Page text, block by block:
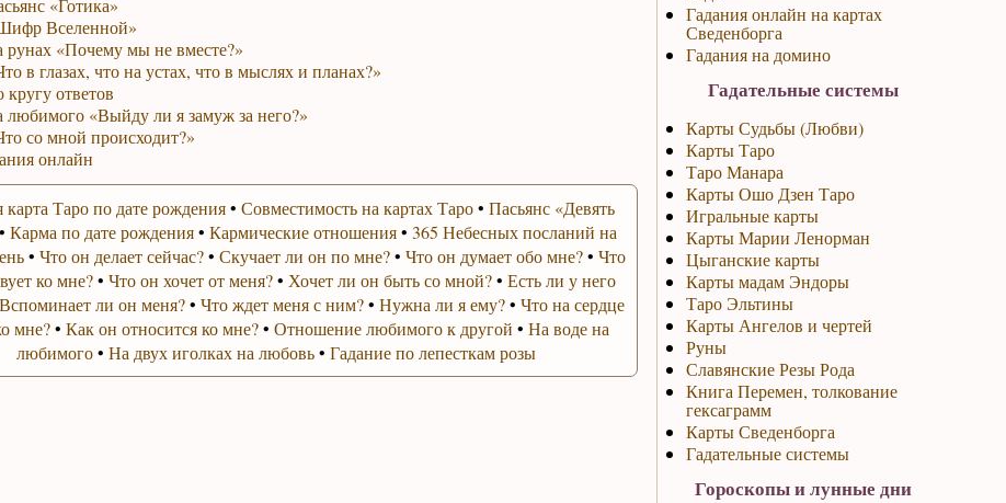
«Готика»
Вселенной»
рунах «Почему мы не вместе?»
в глазах, что на устах, что в мыслях и планах?»
кругу ответов
любимого «Выйду ли я замуж за него?»
со мной происходит?»
онлайн
Таро по дате рождения• Совместимость на картах Таро• Пасьянс «Девять
• Карма по дате рождения• Кармические отношения• 365 Небесных посланий на
• Что он делает сейчас?• Скучает ли он по мне?• Что он думает обо мне?• Что
ко мне?• Что он хочет от меня?• Хочет ли он быть со мной?• Есть ли у него
Вспоминает ли он меня?• Что ждет меня с ним?• Нужна ли я ему?• Что на сердце
мне?• Как он относится ко мне?• Отношение любимого к другой • На воде на
любимого• На двух иголках на любовь• Гадание по лепесткам розы
Гадания онлайн на картах
Сведенборга
Гадания на домино
Гадательные системы
Карты Судьбы (Любви)
Карты Таро
Таро Манара
Карты Ошо Дзен Таро
Игральные карты
Карты Марии Ленорман
Цыганские карты
Карты мадам Эндоры
Таро Эльтины
Карты Ангелов и чертей
Руны
Славянские Резы Рода
Книга Перемен, толкование
гексаграмм
Карты Сведенборга
Гадательные системы
Гороскопы и лунные дни